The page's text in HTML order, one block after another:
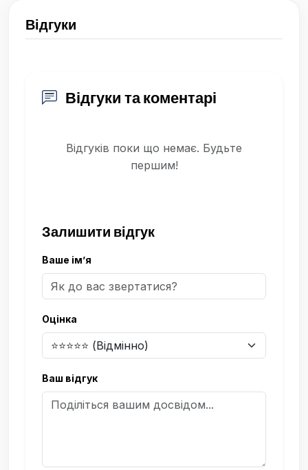
Відгуки
Відгуки та коментарі
Відгуків поки що немає. Будьте
першим!
Залишити відгук
Ваше ім’я
Оцінка
Ваш відгук